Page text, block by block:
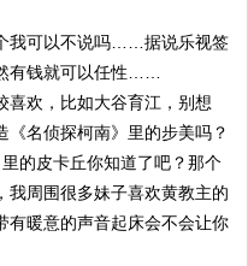
我可以不说吗……据说乐视签
有钱就可以任性……
喜欢，比如大谷育江，别想
名侦探柯南》里的步美吗？
的皮卡丘你知道了吧？那个
周围很多妹子喜欢黄教主的
有暖意的声音起床会不会让你